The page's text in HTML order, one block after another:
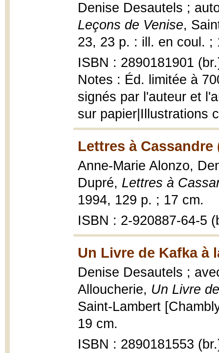
Denise Desautels ;
Leçons de Venise,
23, 23 p. : ill. en coul. ;
ISBN : 2890181901
Notes : Éd. limitée à
signés par l'auteur et
sur papier|Illustrations
Lettres à Cassandre
Anne-Marie Alonzo,
Dupré, Lettres à
1994, 129 p. ; 17 cm.
ISBN : 2-920887-64-5
Un Livre de Kafka à
Denise Desautels ;
Alloucherie, Un Livre
Saint-Lambert
19 cm.
ISBN : 2890181553